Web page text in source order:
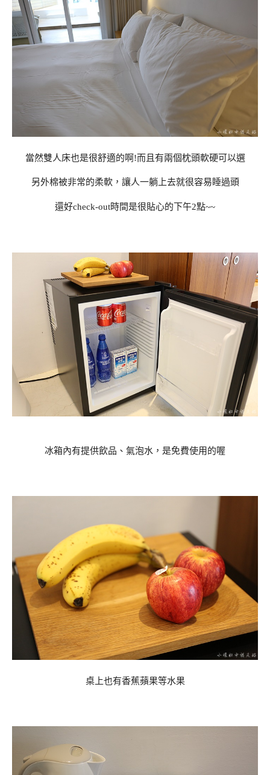
當然雙人床也是很舒適的啊!而且有兩個枕頭軟硬可以選
另外棉被非常的柔軟，讓人一躺上去就很容易睡過頭
還好check-out時間是很貼心的下午2點~~
冰箱內有提供飲品、氣泡水，是免費使用的喔
桌上也有香蕉蘋果等水果